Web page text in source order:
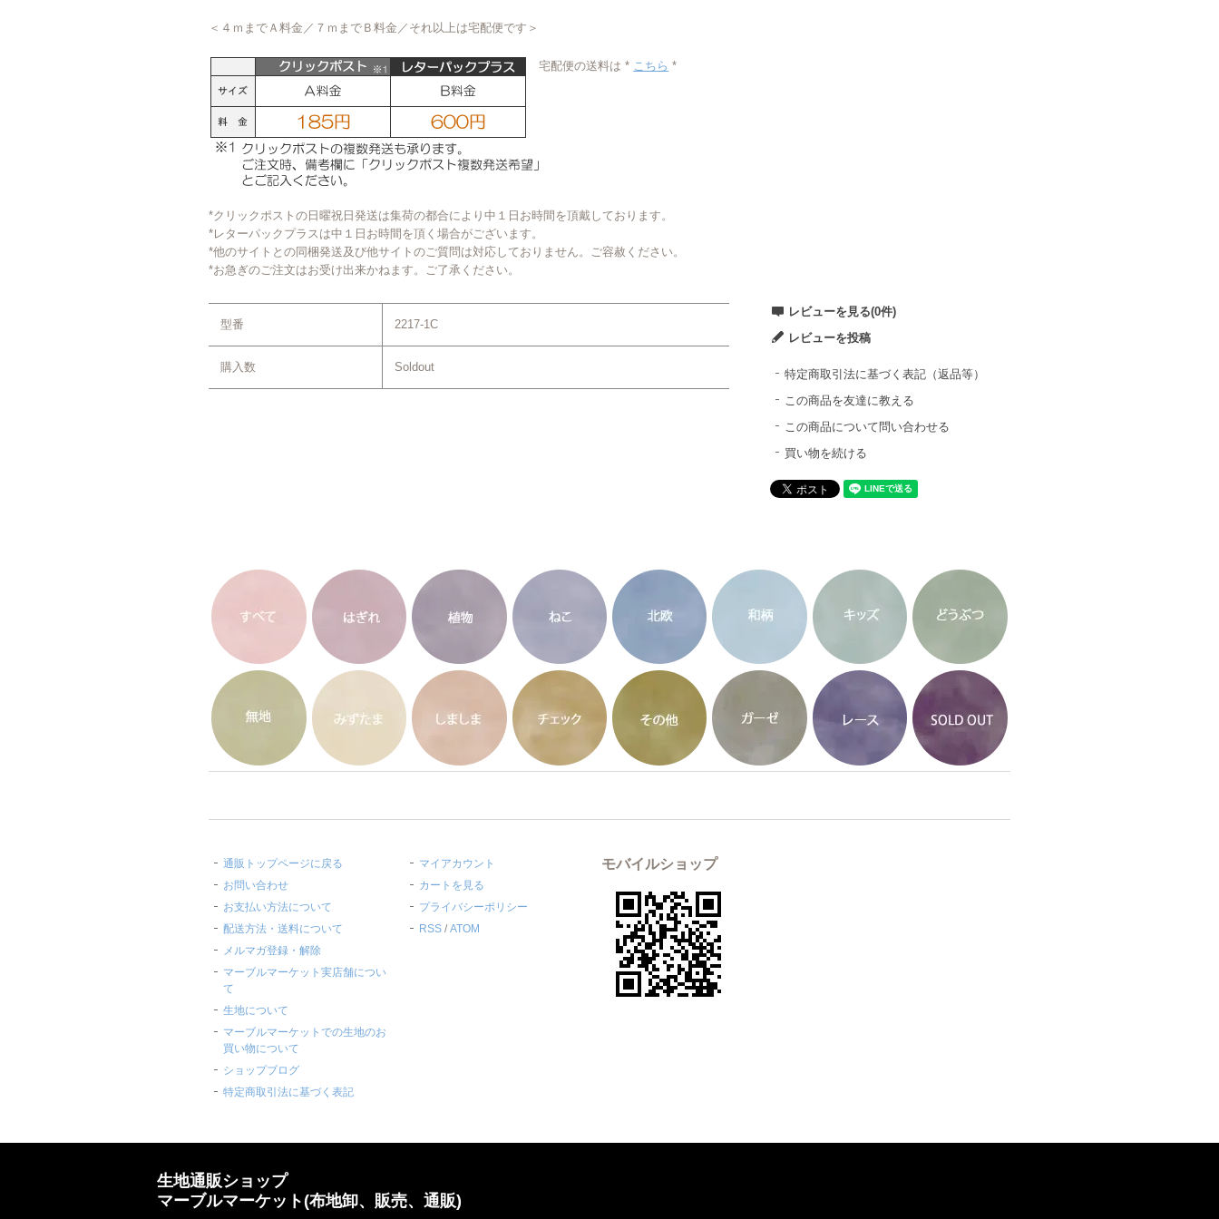
＜４ｍまでＡ料金／７ｍまでＢ料金／それ以上は宅配便です＞
宅配便の送料は * こちら *
*クリックポストの日曜祝日発送は集荷の都合により中１日お時間を頂戴しております。
*レターパックプラスは中１日お時間を頂く場合がございます。
*他のサイトとの同梱発送及び他サイトのご質問は対応しておりません。ご容赦ください。
*お急ぎのご注文はお受け出来かねます。ご了承ください。
型番 2217-1C
購入数 Soldout
レビューを見る(0件)
レビューを投稿
特定商取引法に基づく表記（返品等）
この商品を友達に教える
この商品について問い合わせる
買い物を続ける
通販トップページに戻る
お問い合わせ
お支払い方法について
配送方法・送料について
メルマガ登録・解除
マーブルマーケット実店舗につい
て
生地について
マーブルマーケットでの生地のお
買い物について
ショップブログ
特定商取引法に基づく表記
マイアカウント
カートを見る
プライバシーポリシー
RSS /ATOM
モバイルショップ
生地通販ショップ
マーブルマーケット(布地卸、販売、通販)